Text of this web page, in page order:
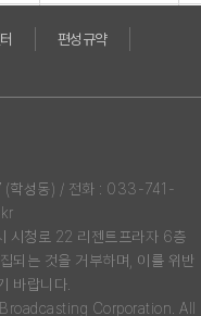
편성규약
(학성동) / 전화 : 033-741-
시청로 22 리젠트프라자 6층
되는 것을 거부하며, 이를 위반
바랍니다.
Corporation. All